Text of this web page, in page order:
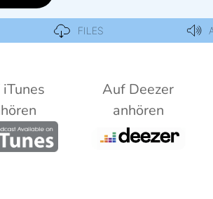
Auf Deezer
anhören